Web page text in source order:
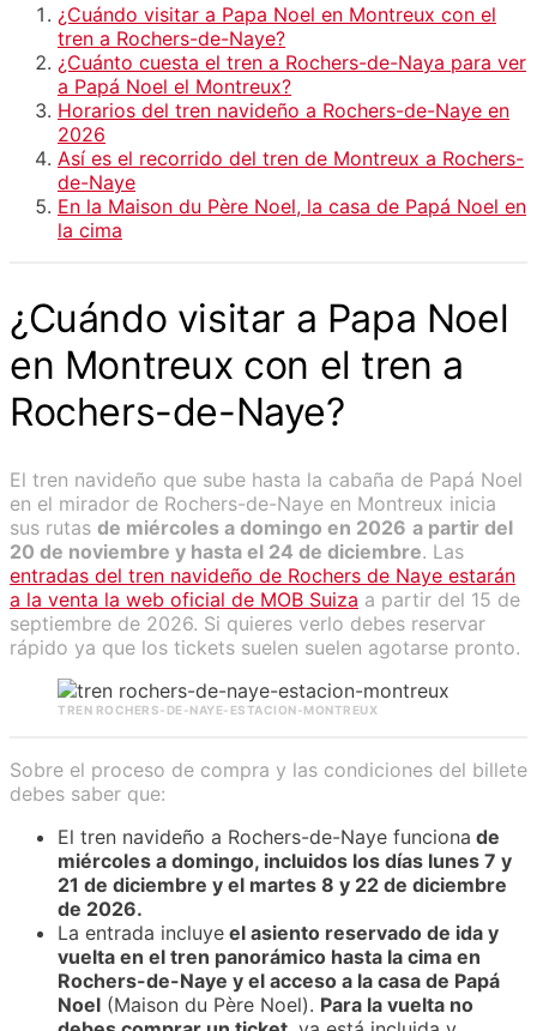
¿Cuándo visitar a Papa Noel en Montreux con el
tren a Rochers-de-Naye?
¿Cuánto cuesta el tren a Rochers-de-Naya para ver
a Papá Noel el Montreux?
Horarios del tren navideño a Rochers-de-Naye en
2026
Así es el recorrido del tren de Montreux a Rochers-
de-Naye
En la Maison du Père Noel, la casa de Papá Noel en
la cima
¿Cuándo visitar a Papa Noel
en Montreux con el tren a
Rochers-de-Naye?
El tren navideño que sube hasta la cabaña de Papá Noel
en el mirador de Rochers-de-Naye en Montreux inicia
sus rutas de miércoles a domingo en 2026 a partir del
20 de noviembre y hasta el 24 de diciembre. Las
entradas del tren navideño de Rochers de Naye estarán
a la venta la web oficial de MOB Suiza a partir del 15 de
septiembre de 2026. Si quieres verlo debes reservar
rápido ya que los tickets suelen suelen agotarse pronto.
TREN ROCHERS-DE-NAYE-ESTACION-MONTREUX
Sobre el proceso de compra y las condiciones del billete
debes saber que:
El tren navideño a Rochers-de-Naye funciona de
miércoles a domingo, incluidos los días lunes 7 y
21 de diciembre y el martes 8 y 22 de diciembre
de 2026.
La entrada incluye el asiento reservado de ida y
vuelta en el tren panorámico hasta la cima en
Rochers-de-Naye y el acceso a la casa de Papá
Noel (Maison du Père Noel). Para la vuelta no